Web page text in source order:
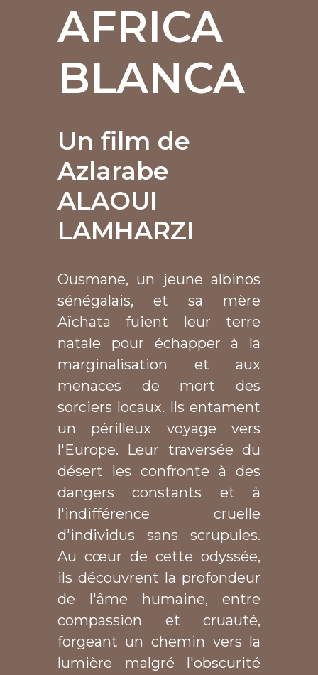
AFRICA
BLANCA
Un film de
Azlarabe
ALAOUI
LAMHARZI
Ousmane, un jeune albinos
sénégalais, et sa mère
Aïchata fuient leur terre
natale pour échapper à la
marginalisation et aux
menaces de mort des
sorciers locaux. Ils entament
un périlleux voyage vers
l'Europe. Leur traversée du
désert les confronte à des
dangers constants et à
l'indifférence cruelle
d'individus sans scrupules.
Au cœur de cette odyssée,
ils découvrent la profondeur
de l'âme humaine, entre
compassion et cruauté,
forgeant un chemin vers la
lumière malgré l'obscurité